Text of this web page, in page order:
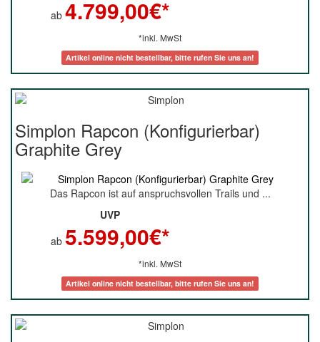
ab 4.799,00€*
*inkl. MwSt
Artikel online nicht bestellbar, bitte rufen Sie uns an!
Simplon Rapcon (Konfigurierbar)
Graphite Grey
Das Rapcon ist auf anspruchsvollen Trails und ...
UVP
ab 5.599,00€*
*inkl. MwSt
Artikel online nicht bestellbar, bitte rufen Sie uns an!